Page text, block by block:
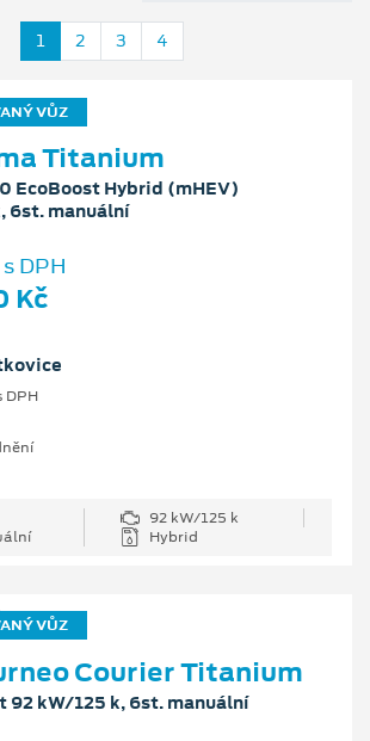
1 2 3 4
VŮZ
Titanium
EcoBoost Hybrid (mHEV)
6st. manuální
DPH
Kč
DPH
92 kW/125 k
Hybrid
VŮZ
Courier Titanium
92 kW/125 k, 6st. manuální